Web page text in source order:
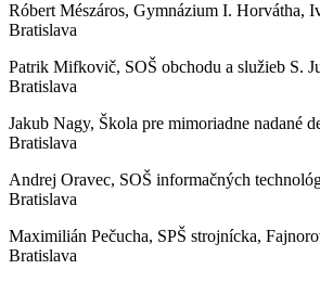
Róbert Mészáros, Gymnázium I. Horvátha,
Bratislava
Patrik Mifkovič, SOŠ obchodu a služieb S.
Bratislava
Jakub Nagy, Škola pre mimoriadne nadané
Bratislava
Andrej Oravec, SOŠ informačných
Bratislava
Maximilián Pečucha, SPŠ strojnícka,
Bratislava